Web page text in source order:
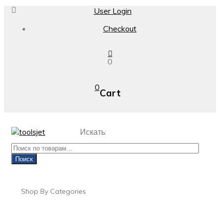
User Login
Checkout
0
0Cart
Искать:
Поиск
Shop By Categories